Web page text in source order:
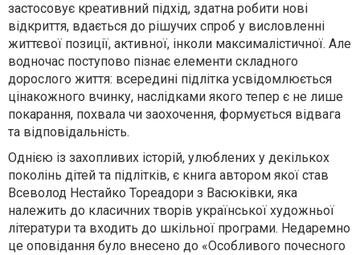
застосовує креативний підхід, здатна робити нові
відкриття, вдається до рішучих спроб у висловленні
життєвої позиції, активної, інколи максималістичної. Але
водночас поступово пізнає елементи складного
дорослого життя: всередині підлітка усвідомлюється
цінакожного вчинку, наслідками якого тепер є не лише
покарання, похвала чи заохочення, формується відвага
та відповідальність.
Однією із захопливих історій, улюблених у декількох
поколінь дітей та підлітків, є книга автором якої став
Всеволод Нестайко Тореадори з Васюківки, яка
належить до класичних творів української художньої
літератури та входить до шкільної програми. Недаремно
це оповідання було внесено до «Особливого почесного